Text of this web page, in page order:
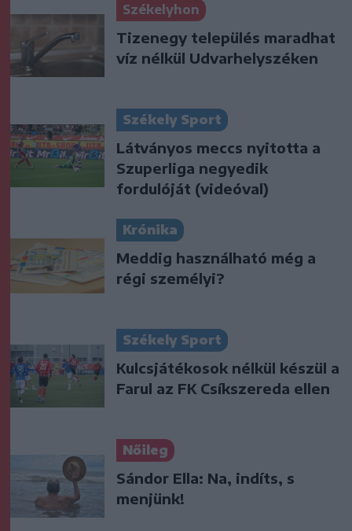
Székelyhon
Tizenegy település maradhat
víz nélkül Udvarhelyszéken
Székely Sport
Látványos meccs nyitotta a
Szuperliga negyedik
fordulóját (videóval)
Krónika
Meddig használható még a
régi személyi?
Székely Sport
Kulcsjátékosok nélkül készül a
Farul az FK Csíkszereda ellen
Nőileg
Sándor Ella: Na, indíts, s
menjünk!